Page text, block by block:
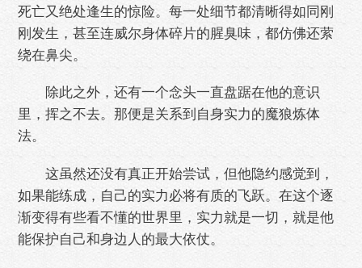
死亡又绝处逢生的惊险。每一处细节都清晰得如同刚
刚发生，甚至连威尔身体碎片的腥臭味，都仿佛还萦
绕在鼻尖。
除此之外，还有一个念头一直盘踞在他的意识
里，挥之不去。那便是关系到自身实力的魔狼炼体
法。
这虽然还没有真正开始尝试，但他隐约感觉到，
如果能练成，自己的实力必将有质的飞跃。在这个逐
渐变得有些看不懂的世界里，实力就是一切，就是他
能保护自己和身边人的最大依仗。